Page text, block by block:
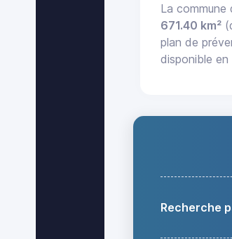
La commune
671.40 km²
plan de
disponible en
Recherche